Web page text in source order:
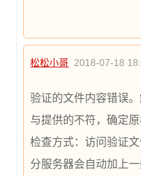
松松小哥 2018-07-18
验证的文件内容错误
与提供的不符，确定
检查方式：访问验证
分服务器会自动加上